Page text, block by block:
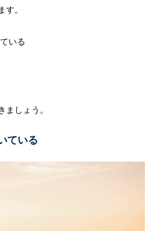
。
いる
しょう。
ている